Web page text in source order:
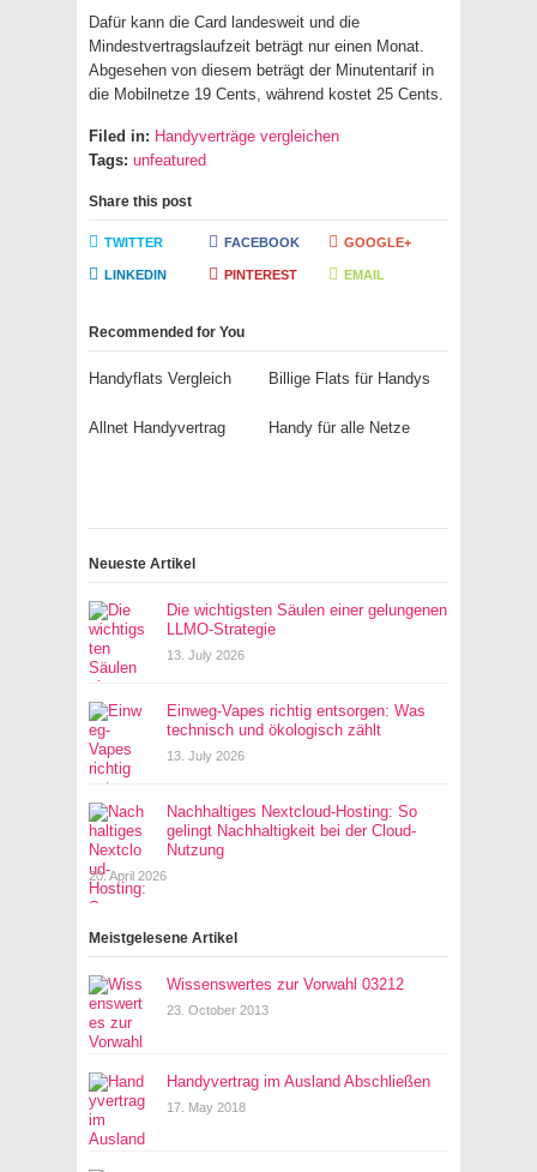
Dafür kann die Card landesweit und die
Mindestvertragslaufzeit beträgt nur einen Monat.
Abgesehen von diesem beträgt der Minutentarif in
die Mobilnetze 19 Cents, während kostet 25 Cents.
Filed in: Handyverträge vergleichen
Tags: unfeatured
Share this post
TWITTER FACEBOOK GOOGLE+
LINKEDIN PINTEREST EMAIL
Recommended for You
Handyflats Vergleich Billige Flats für Handys
Allnet Handyvertrag Handy für alle Netze
Neueste Artikel
Die wichtigsten Säulen einer gelungenen
LLMO-Strategie
13. July 2026
Einweg-Vapes richtig entsorgen: Was
technisch und ökologisch zählt
13. July 2026
Nachhaltiges Nextcloud-Hosting: So
gelingt Nachhaltigkeit bei der Cloud-
Nutzung
20. April 2026
Meistgelesene Artikel
Wissenswertes zur Vorwahl 03212
23. October 2013
Handyvertrag im Ausland Abschließen
17. May 2018